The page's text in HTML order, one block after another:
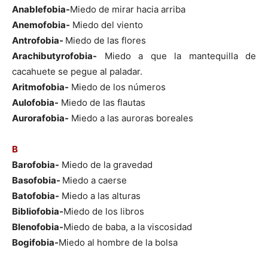
Anablefobia-Miedo de mirar hacia arriba
Anemofobia- Miedo del viento
Antrofobia- Miedo de las flores
Arachibutyrofobia- Miedo a que la mantequilla de
cacahuete se pegue al paladar.
Aritmofobia- Miedo de los números
Aulofobia- Miedo de las flautas
Aurorafobia- Miedo a las auroras boreales
B
Barofobia- Miedo de la gravedad
Basofobia- Miedo a caerse
Batofobia- Miedo a las alturas
Bibliofobia-Miedo de los libros
Blenofobia-Miedo de baba, a la viscosidad
Bogifobia-Miedo al hombre de la bolsa